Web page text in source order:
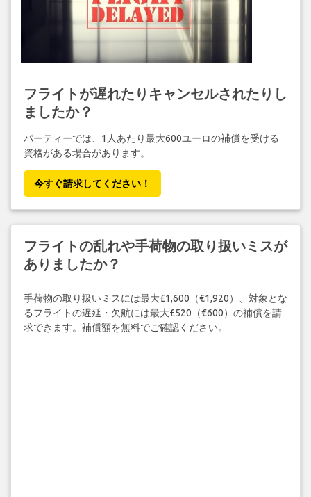
フライトが遅れたりキャンセルされたりし
ましたか？
パーティーでは、1人あたり最大600ユーロの補償を受ける
資格がある場合があります。
今すぐ請求してください！
フライトの乱れや手荷物の取り扱いミスが
ありましたか？
手荷物の取り扱いミスには最大£1,600（€1,920）、対象とな
るフライトの遅延・欠航には最大£520（€600）の補償を請
求できます。補償額を無料でご確認ください。